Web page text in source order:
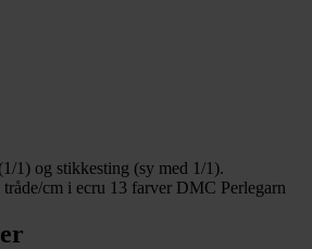
1) og stikkesting (sy med 1/1).
cm i ecru 13 farver DMC Perlegarn